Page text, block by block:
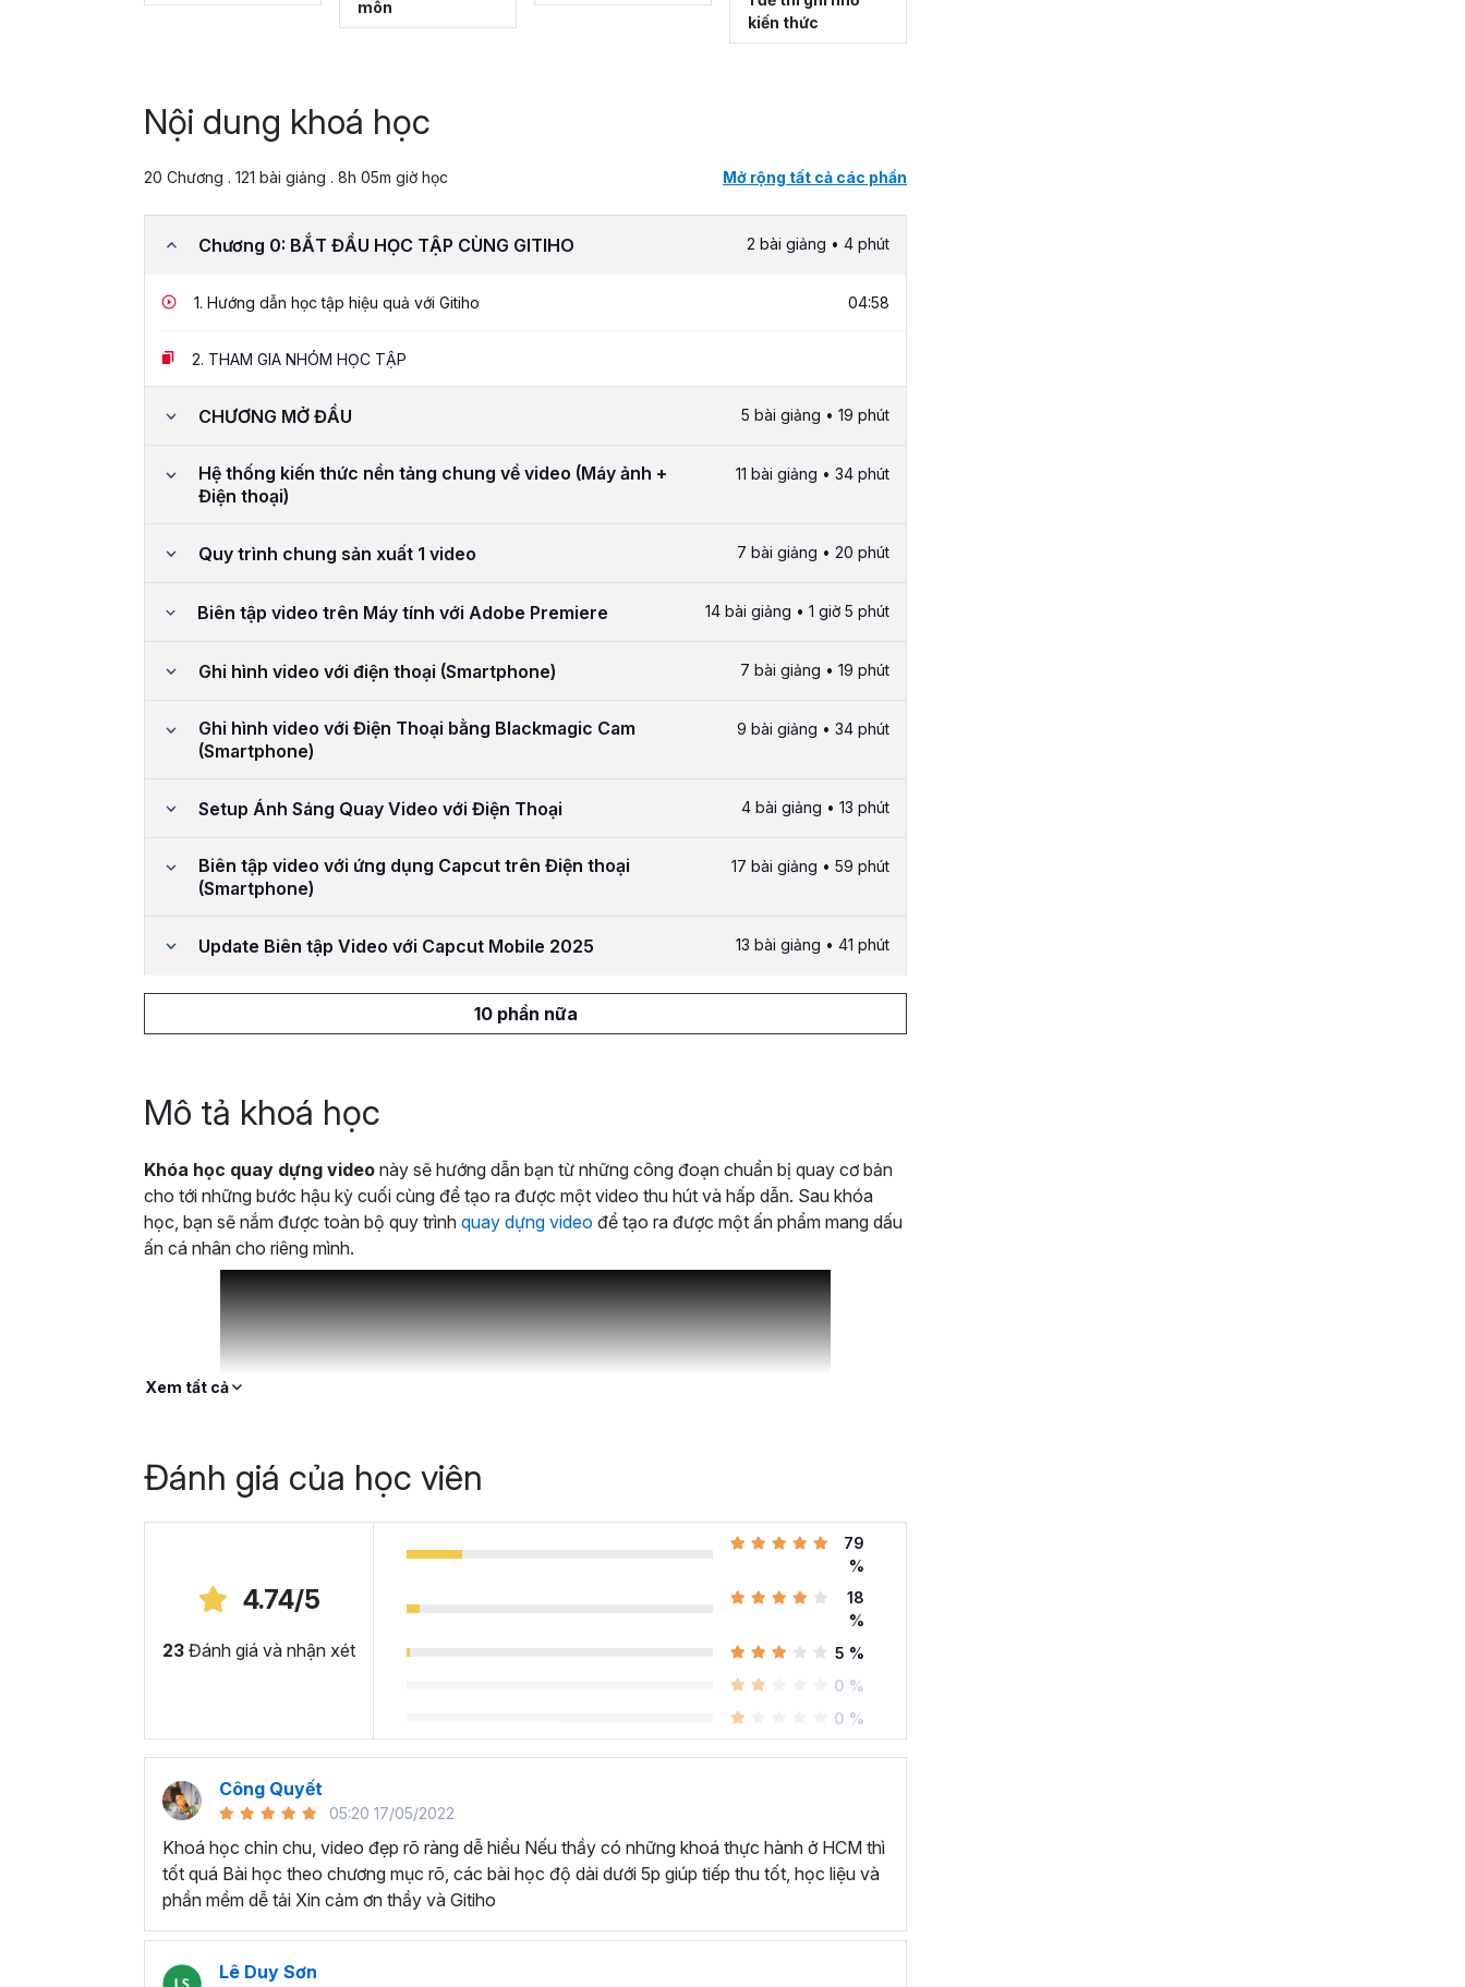
môn
kiến thức
Nội dung khoá học
20 Chương . 121 bài giảng . 8h 05m giờ học Mở rộng tất cả các phần
Chương 0: BẮT ĐẦU HỌC TẬP CÙNG GITIHO 2 bài giảng • 4 phút
1. Hướng dẫn học tập hiệu quả với Gitiho 04:58
2. THAM GIA NHÓM HỌC TẬP
CHƯƠNG MỞ ĐẦU 5 bài giảng • 19 phút
Hệ thống kiến thức nền tảng chung về video (Máy ảnh +
Điện thoại)
11 bài giảng • 34 phút
Quy trình chung sản xuất 1 video 7 bài giảng • 20 phút
Biên tập video trên Máy tính với Adobe Premiere 14 bài giảng • 1 giờ 5 phút
Ghi hình video với điện thoại (Smartphone) 7 bài giảng • 19 phút
Ghi hình video với Điện Thoại bằng Blackmagic Cam
(Smartphone)
9 bài giảng • 34 phút
Setup Ánh Sáng Quay Video với Điện Thoại 4 bài giảng • 13 phút
Biên tập video với ứng dụng Capcut trên Điện thoại
(Smartphone)
17 bài giảng • 59 phút
Update Biên tập Video với Capcut Mobile 2025 13 bài giảng • 41 phút
10 phần nữa
Mô tả khoá học
Khóa học quay dựng video này sẽ hướng dẫn bạn từ những công đoạn chuẩn bị quay cơ bản
cho tới những bước hậu kỳ cuối cùng để tạo ra được một video thu hút và hấp dẫn. Sau khóa
học, bạn sẽ nắm được toàn bộ quy trình quay dựng video để tạo ra được một ấn phẩm mang dấu
ấn cá nhân cho riêng mình.
BẠN SẼ HỌC ĐƯỢC NHỮNG KỸ NĂNG GÌ SAU KHÓA HỌC QUAY PHIM VÀ DỰNG VIDEO?
Hiểu lý do vì sao video chính là dạng Content hấp dẫn nhất hiện nay.
Làm chủ các kỹ năng quay phim cơ bản: cách điều chỉnh ánh sáng, bố cục, động tác
quay,...
bằngCapcutvà Premier.
Biết tận dụng các thiết bị có sẵn để nâng cao chất lượng của video.
Nắm được cách sản xuất video trực tiếp trên smartphone bằng các ứng dụng phổ biến.
Biết cách quay dựng video quảng cáo sản phẩm cho mục đích thương mại.
Thành thục tạo nên những video mang đậm dấu ấn cá nhân của riêng bạn.
NHỮNG GÌ HỌC VIÊN LÀM ĐƯỢC SAU KHÓA HỌC QUAY DỰNG VIDEO CỦA GITIHO
Học viên dựng video giới thiệu về đồ uống
Xem tất cả
Đánh giá của học viên
4.74/5
23 Đánh giá và nhận xét
79
%
18
%
5 %
0 %
0 %
Công Quyết
05:20 17/05/2022
Khoá học chỉn chu, video đẹp rõ ràng dễ hiểu Nếu thầy có những khoá thực hành ở HCM thì
tốt quá Bài học theo chương mục rõ, các bài học độ dài dưới 5p giúp tiếp thu tốt, học liệu và
phần mềm dễ tải Xin cảm ơn thầy và Gitiho
Lê Duy Sơn